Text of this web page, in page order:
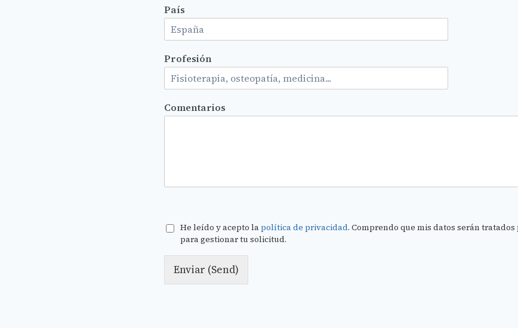
País
Profesión
Comentarios
He leído y acepto lapolítica de privacidad. Comprendo que mis datos serán
para gestionar tu solicitud.
Enviar (Send)